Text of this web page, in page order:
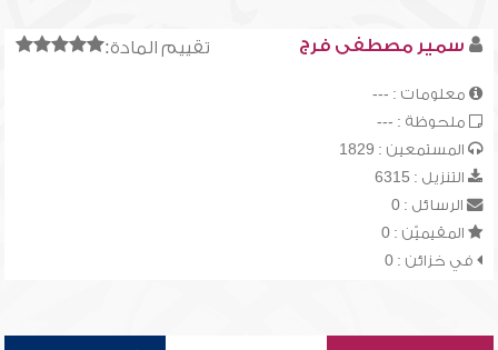
تقييم المادة: سمير مصطفى فرج
معلومات : ---
ملحوظة : ---
المستمعين : 1829
التنزيل : 6315
الرسائل : 0
المقيميّن : 0
في خزائن : 0